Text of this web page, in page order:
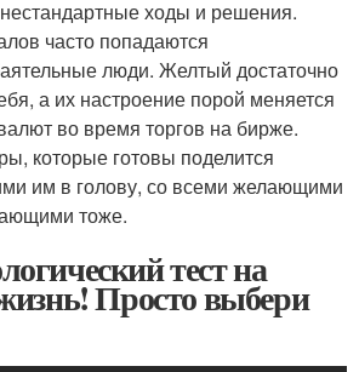
ходы и решения.
часто попадаются
люди. Желтый достаточно
а их настроение порой меняется
во время торгов на бирже.
которые готовы поделится
им в голову, со всеми желающими
тоже.
тест на
Просто выбери